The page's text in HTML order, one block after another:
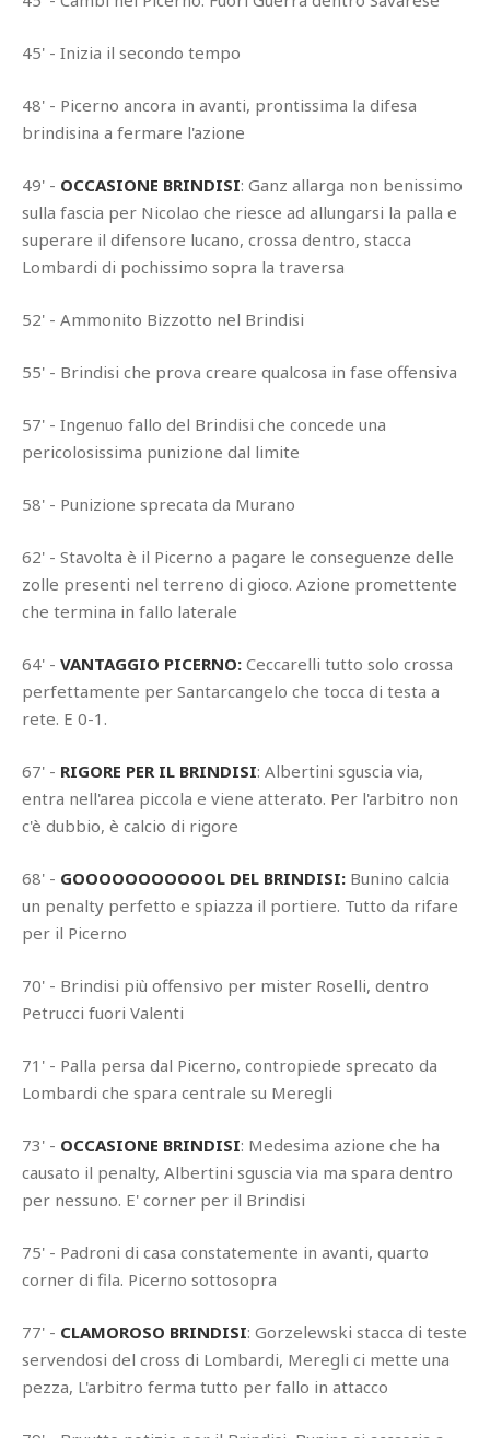
45' - Inizia il secondo tempo
48' - Picerno ancora in avanti, prontissima la difesa
brindisina a fermare l'azione
49' - OCCASIONE BRINDISI: Ganz allarga non benissimo
sulla fascia per Nicolao che riesce ad allungarsi la palla e
superare il difensore lucano, crossa dentro, stacca
Lombardi di pochissimo sopra la traversa
52' - Ammonito Bizzotto nel Brindisi
55' - Brindisi che prova creare qualcosa in fase offensiva
57' - Ingenuo fallo del Brindisi che concede una
pericolosissima punizione dal limite
58' - Punizione sprecata da Murano
62' - Stavolta è il Picerno a pagare le conseguenze delle
zolle presenti nel terreno di gioco. Azione promettente
che termina in fallo laterale
64' - VANTAGGIO PICERNO: Ceccarelli tutto solo crossa
perfettamente per Santarcangelo che tocca di testa a
rete. E 0-1.
67' - RIGORE PER IL BRINDISI: Albertini sguscia via,
entra nell'area piccola e viene atterato. Per l'arbitro non
c'è dubbio, è calcio di rigore
68' - GOOOOOOOOOOOL DEL BRINDISI: Bunino calcia
un penalty perfetto e spiazza il portiere. Tutto da rifare
per il Picerno
70' - Brindisi più offensivo per mister Roselli, dentro
Petrucci fuori Valenti
71' - Palla persa dal Picerno, contropiede sprecato da
Lombardi che spara centrale su Meregli
73' - OCCASIONE BRINDISI: Medesima azione che ha
causato il penalty, Albertini sguscia via ma spara dentro
per nessuno. E' corner per il Brindisi
75' - Padroni di casa constatemente in avanti, quarto
corner di fila. Picerno sottosopra
77' - CLAMOROSO BRINDISI: Gorzelewski stacca di teste
servendosi del cross di Lombardi, Meregli ci mette una
pezza, L'arbitro ferma tutto per fallo in attacco